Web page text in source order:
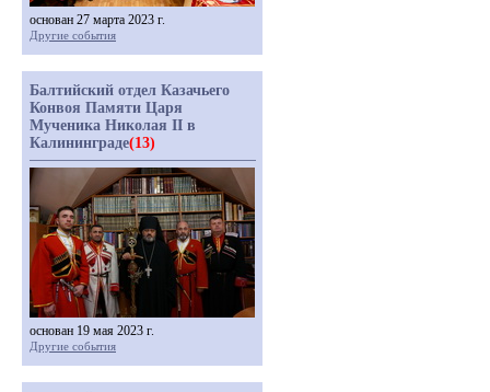
основан 27 марта 2023 г.
Другие события
Балтийский отдел Казачьего
Конвоя Памяти Царя
Мученика Николая II в
Калининграде(13)
основан 19 мая 2023 г.
Другие события